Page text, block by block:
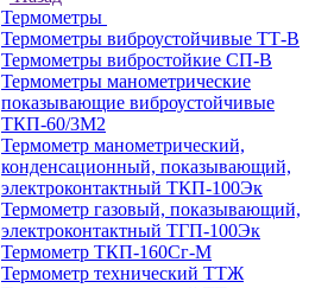
Термометры
Термометры виброустойчивые ТТ-В
Термометры вибростойкие СП-В
Термометры манометрические
показывающие виброустойчивые
ТКП-60/3М2
Термометр манометрический,
конденсационный, показывающий,
электроконтактный ТКП-100Эк
Термометр газовый, показывающий,
электроконтактный ТГП-100Эк
Термометр ТКП-160Сг-М
Термометр технический ТТЖ